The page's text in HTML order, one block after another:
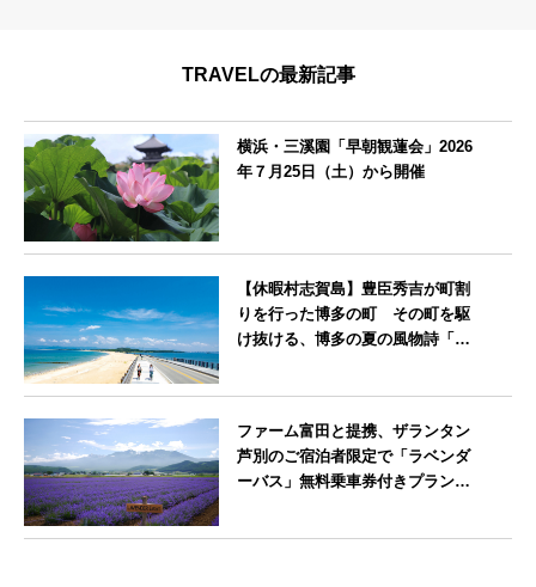
TRAVELの最新記事
横浜・三溪園「早朝観蓮会」2026
年７月25日（土）から開催
【休暇村志賀島】豊臣秀吉が町割
りを行った博多の町 その町を駆
け抜ける、博多の夏の風物詩「博
ファーム富田と提携、ザランタン
芦別のご宿泊者限定で「ラベンダ
ーバス」無料乗車券付きプランを